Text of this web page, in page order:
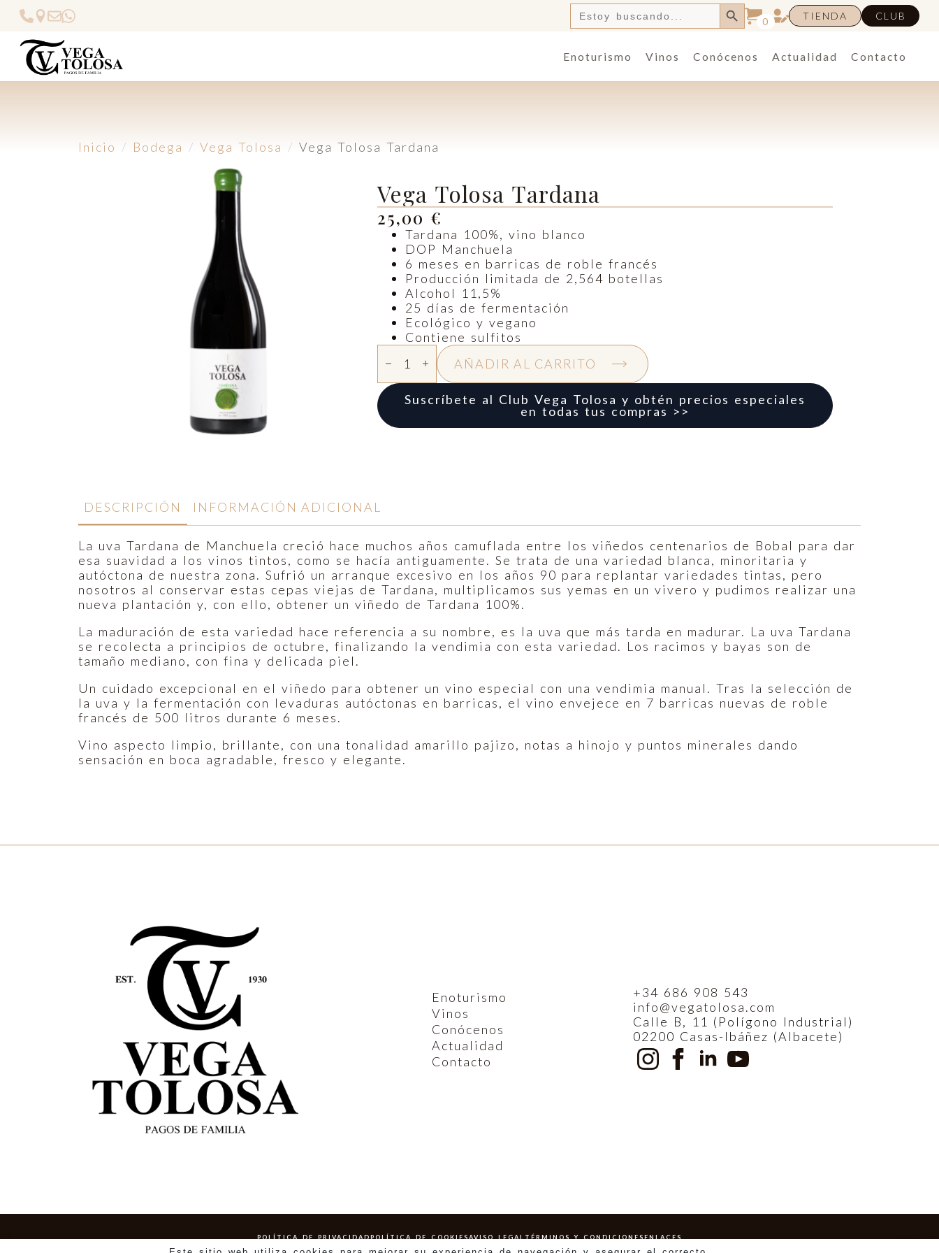
Buscar:
0 TIENDA CLUB
Enoturismo Vinos Conócenos Actualidad Contacto
Inicio Bodega Vega Tolosa Vega Tolosa Tardana
Vega Tolosa Tardana
25,00€
Tardana 100%, vino blanco
DOP Manchuela
6 meses en barricas de roble francés
Producción limitada de 2,564 botellas
Alcohol 11,5%
25 días de fermentación
Ecológico y vegano
Contiene sulfitos
VEGA
TOLOSA
TARDANA
CANTIDAD
AÑADIR AL CARRITO
Suscríbete al Club Vega Tolosa y obtén precios especiales
en todas tus compras >>
DESCRIPCIÓN INFORMACIÓN ADICIONAL
La uva Tardana de Manchuela creció hace muchos años camuflada entre los viñedos centenarios de Bobal para dar
esa suavidad a los vinos tintos, como se hacía antiguamente. Se trata de una variedad blanca, minoritaria y
autóctona de nuestra zona. Sufrió un arranque excesivo en los años 90 para replantar variedades tintas, pero
nosotros al conservar estas cepas viejas de Tardana, multiplicamos sus yemas en un vivero y pudimos realizar una
nueva plantación y, con ello, obtener un viñedo de Tardana 100%.
La maduración de esta variedad hace referencia a su nombre, es la uva que más tarda en madurar. La uva Tardana
se recolecta a principios de octubre, finalizando la vendimia con esta variedad. Los racimos y bayas son de
tamaño mediano, con fina y delicada piel.
Un cuidado excepcional en el viñedo para obtener un vino especial con una vendimia manual. Tras la selección de
la uva y la fermentación con levaduras autóctonas en barricas, el vino envejece en 7 barricas nuevas de roble
francés de 500 litros durante 6 meses.
Vino aspecto limpio, brillante, con una tonalidad amarillo pajizo, notas a hinojo y puntos minerales dando
sensación en boca agradable, fresco y elegante.
Enoturismo
Vinos
Conócenos
Actualidad
Contacto
+34 686 908 543
info@vegatolosa.com
Calle B, 11 (Polígono Industrial)
02200 Casas-Ibáñez (Albacete)
POLÍTICA DE PRIVACIDADPOLÍTICA DE COOKIESAVISO LEGALTÉRMINOS Y CONDICIONESENLACES